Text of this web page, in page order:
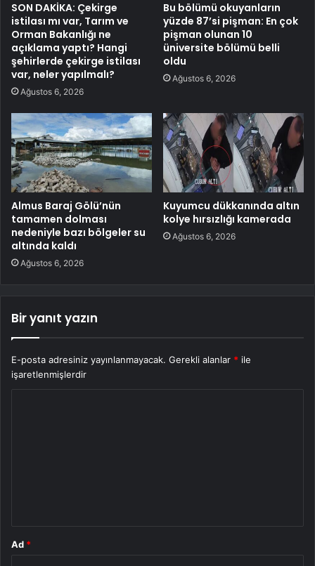
SON DAKİKA: Çekirge
istilası mı var, Tarım ve
Orman Bakanlığı ne
açıklama yaptı? Hangi
şehirlerde çekirge istilası
var, neler yapılmalı?
Ağustos 6, 2026
Bu bölümü okuyanların
yüzde 87’si pişman: En çok
pişman olunan 10
üniversite bölümü belli
oldu
Ağustos 6, 2026
Almus Baraj Gölü’nün
tamamen dolması
nedeniyle bazı bölgeler su
altında kaldı
Ağustos 6, 2026
Kuyumcu dükkanında altın
kolye hırsızlığı kamerada
Ağustos 6, 2026
Bir yanıt yazın
E-posta adresiniz yayınlanmayacak. Gerekli alanlar * ile
işaretlenmişlerdir
Ad *